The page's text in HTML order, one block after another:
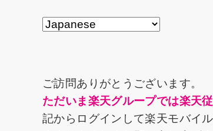
ご訪問ありがとうございます。
ただいま楽天グループでは楽天
記からログインして楽天モバイ